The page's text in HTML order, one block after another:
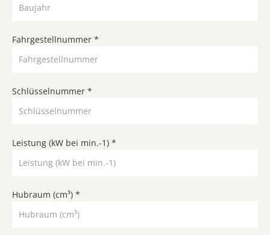
Fahrgestellnummer *
Schlüsselnummer *
Leistung (kW bei min.-1) *
Hubraum (cm³) *